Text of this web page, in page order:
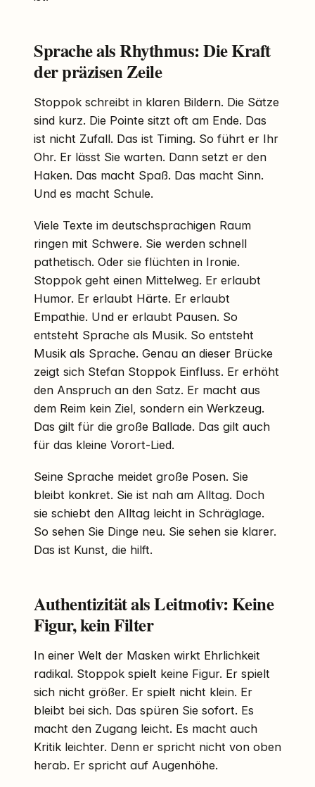
Sprache als Rhythmus: Die Kraft
der präzisen Zeile
Stoppok schreibt in klaren Bildern. Die Sätze
sind kurz. Die Pointe sitzt oft am Ende. Das
ist nicht Zufall. Das ist Timing. So führt er Ihr
Ohr. Er lässt Sie warten. Dann setzt er den
Haken. Das macht Spaß. Das macht Sinn.
Und es macht Schule.
Viele Texte im deutschsprachigen Raum
ringen mit Schwere. Sie werden schnell
pathetisch. Oder sie flüchten in Ironie.
Stoppok geht einen Mittelweg. Er erlaubt
Humor. Er erlaubt Härte. Er erlaubt
Empathie. Und er erlaubt Pausen. So
entsteht Sprache als Musik. So entsteht
Musik als Sprache. Genau an dieser Brücke
zeigt sich Stefan Stoppok Einfluss. Er erhöht
den Anspruch an den Satz. Er macht aus
dem Reim kein Ziel, sondern ein Werkzeug.
Das gilt für die große Ballade. Das gilt auch
für das kleine Vorort-Lied.
Seine Sprache meidet große Posen. Sie
bleibt konkret. Sie ist nah am Alltag. Doch
sie schiebt den Alltag leicht in Schräglage.
So sehen Sie Dinge neu. Sie sehen sie klarer.
Das ist Kunst, die hilft.
Authentizität als Leitmotiv: Keine
Figur, kein Filter
In einer Welt der Masken wirkt Ehrlichkeit
radikal. Stoppok spielt keine Figur. Er spielt
sich nicht größer. Er spielt nicht klein. Er
bleibt bei sich. Das spüren Sie sofort. Es
macht den Zugang leicht. Es macht auch
Kritik leichter. Denn er spricht nicht von oben
herab. Er spricht auf Augenhöhe.